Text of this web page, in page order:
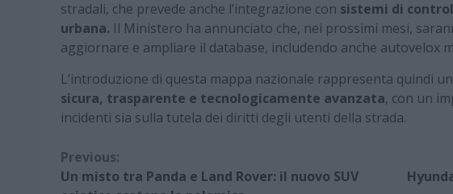
stradali, che prevede anche l’integrazione con sistemi di
urbana. Il Ministero ha annunciato che, nei prossimi mesi,
aggiornare e ampliare il database, includendo anche autovelox
L’introduzione di questa mappa nazionale rappresenta quindi un
sicura, trasparente e tecnologicamente avanzata, con un
incidenti sia sulla tutela dei diritti degli utenti della strada.
Continue
Previous:
Un misto tra Panda e Land Rover: il nuovo SUV